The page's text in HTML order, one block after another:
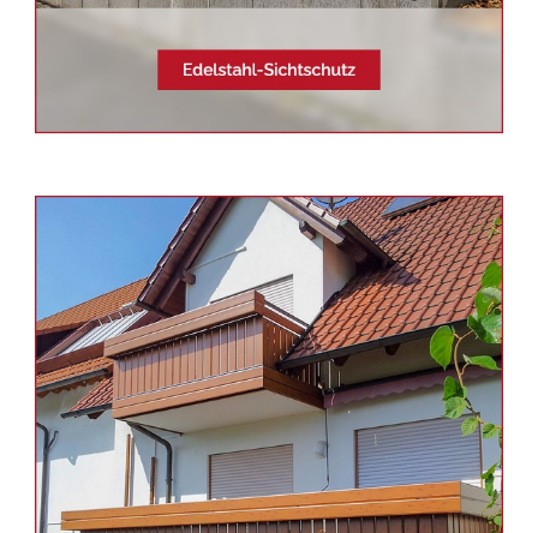
Siehe auch
Balkonsanierung
Baden-Baden -
Schmid &
Jakobs: ✓Balkongeländer,
Edelstahl Terrassendach,
Aluminium Geländerbau,
Sichtschutz